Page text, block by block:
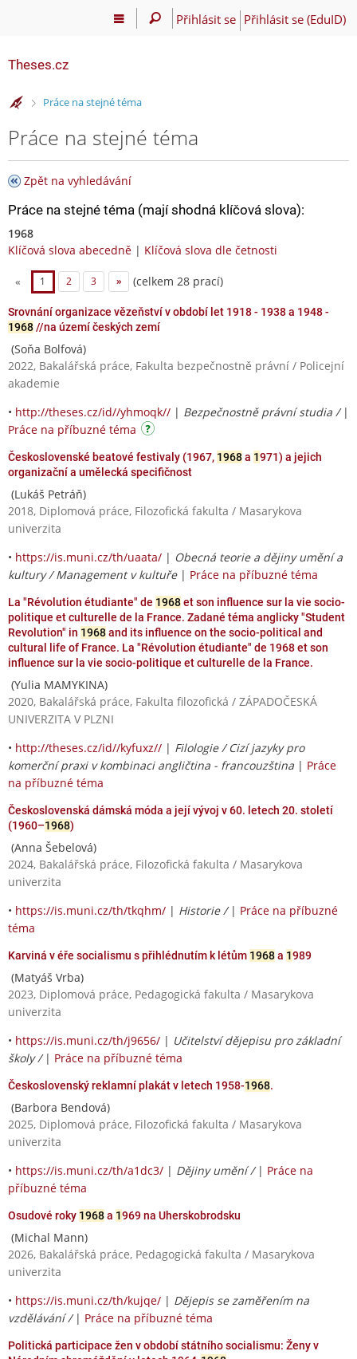
Přihlásit se Přihlásit se (EduID)
Theses.cz
>Práce na stejné téma
Práce na stejné téma
Zpět na vyhledávání
Práce na stejné téma (mají shodná klíčová slova):
1968
Klíčová slova abecedně | Klíčová slova dle četnosti
« 1 2 3 » (celkem 28 prací)
Srovnání organizace vězeňství v období let 1918 - 1938 a 1948 -
1968//na území českých zemí
(Soňa Bolfová)
2022, Bakalářská práce, Fakulta bezpečnostně právní / Policejní
akademie
• http://theses.cz/id//yhmoqk// | Bezpečnostně právní studia / |
Práce na příbuzné téma
Československé beatové festivaly (1967, 1968a 1971) a jejich
organizační a umělecká specifičnost
(Lukáš Petráň)
2018, Diplomová práce, Filozofická fakulta / Masarykova
univerzita
• https://is.muni.cz/th/uaata/ | Obecná teorie a dějiny umění a
kultury / Management v kultuře| Práce na příbuzné téma
La "Révolution étudiante" de 1968et son influence sur la vie socio-
politique et culturelle de la France. Zadané téma anglicky "Student
Revolution" in 1968and its influence on the socio-political and
cultural life of France. La "Révolution étudiante" de 1968 et son
influence sur la vie socio-politique et culturelle de la France.
(Yulia MAMYKINA)
2020, Bakalářská práce, Fakulta filozofická / ZÁPADOČESKÁ
UNIVERZITA V PLZNI
• http://theses.cz/id//kyfuxz// | Filologie / Cizí jazyky pro
komerční praxi v kombinaci angličtina - francouzština | Práce
na příbuzné téma
Československá dámská móda a její vývoj v 60. letech 20. století
(1960–1968)
(Anna Šebelová)
2024, Bakalářská práce, Filozofická fakulta / Masarykova
univerzita
• https://is.muni.cz/th/tkqhm/ | Historie / | Práce na příbuzné
téma
Karviná v éře socialismu s přihlédnutím k létům 1968a 1989
(Matyáš Vrba)
2023, Diplomová práce, Pedagogická fakulta / Masarykova
univerzita
• https://is.muni.cz/th/j9656/ | Učitelství dějepisu pro základní
školy / | Práce na příbuzné téma
Československý reklamní plakát v letech 1958-1968.
(Barbora Bendová)
2025, Diplomová práce, Filozofická fakulta / Masarykova
univerzita
• https://is.muni.cz/th/a1dc3/ | Dějiny umění / | Práce na
příbuzné téma
Osudové roky 1968a 1969 na Uherskobrodsku
(Michal Mann)
2026, Bakalářská práce, Pedagogická fakulta / Masarykova
univerzita
• https://is.muni.cz/th/kujqe/ | Dějepis se zaměřením na
vzdělávání / | Práce na příbuzné téma
Politická participace žen v období státního socialismu: Ženy v